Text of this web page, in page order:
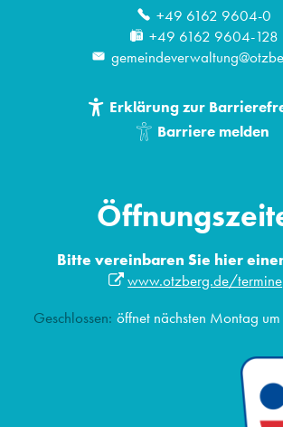
+49 6162 9604-0
+49 6162 9604-128
Erklärung zur
Barriere melden
Bitte vereinbaren Sie hier
www.otzberg.de/termine
Klicken, um weitere Öffnungs- oder
Geschlossen: öffnet nächsten Montag